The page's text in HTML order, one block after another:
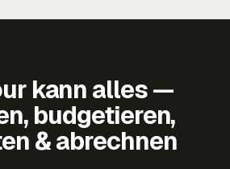
kann alles —
budgetieren,
& abrechnen